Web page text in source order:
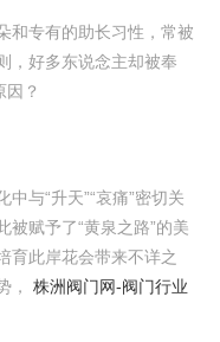
和专有的助长习性，常被
，好多东说念主却被奉
因？
与“升天”“哀痛”密切关
被赋予了“黄泉之路”的美
育此岸花会带来不详之
， 株洲阀门网-阀门行业